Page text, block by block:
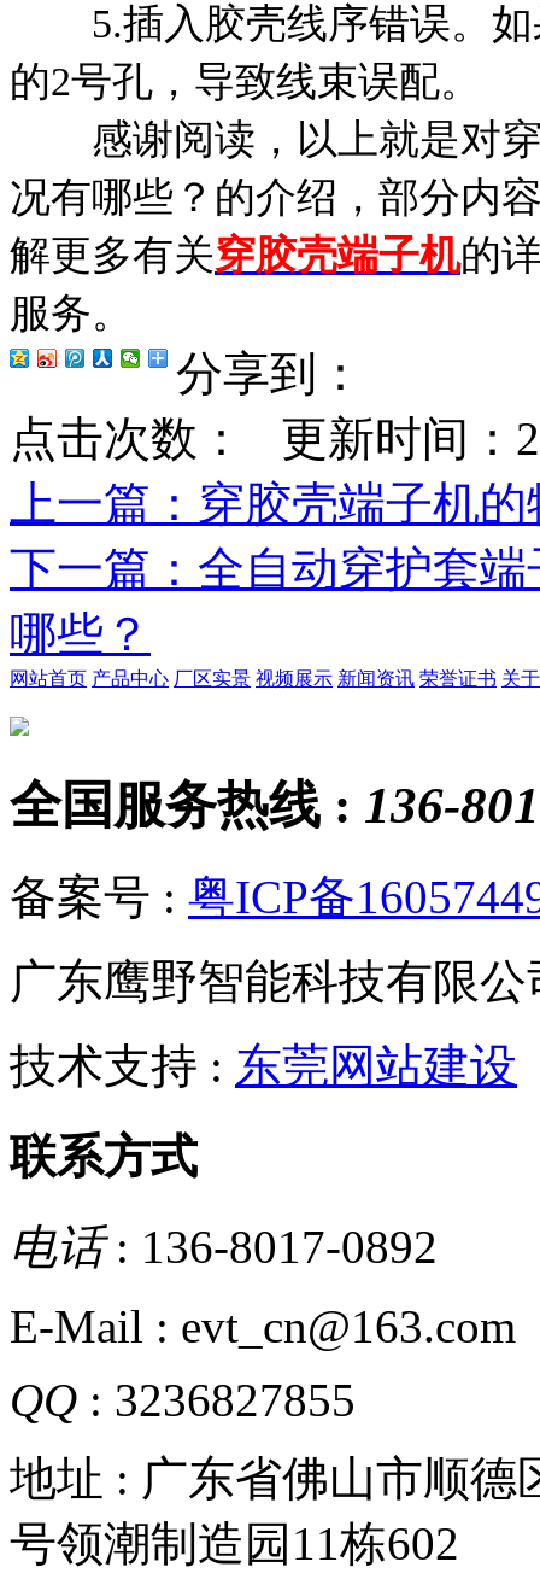
5.插入胶壳线序错误。如
的2号孔，导致线束误配。
感谢阅读，以上就是对穿
况有哪些？的介绍，部分内
解更多有关穿胶壳端子机的
服务。
分享到：
点击次数：
更新时间：
上一篇 ：穿胶壳端子机
下一篇 ：全自动穿护套
哪些？
网站首页 产品中心 厂区实景 视频展示 新闻资讯 荣誉证书 关
全国服务热线 : 136-
备案号 : 粤ICP备
广东鹰野智能科技有限
技术支持 : 东莞网站建设
联系方式
电话: 136-8017-0892
E-Mail : evt_cn@163.com
QQ : 3236827855
地址 : 广东省佛山市顺德
号领潮制造园11栋602